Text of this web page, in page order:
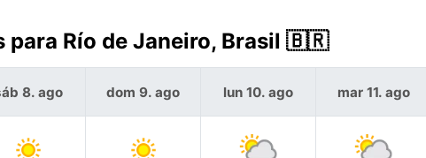
para Río de Janeiro, Brasil 🇧🇷
8. ago dom 9. ago lun 10. ago mar 11. ago